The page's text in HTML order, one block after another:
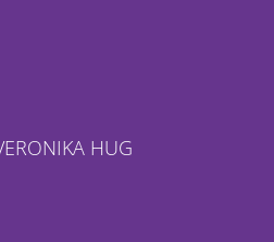
HUG